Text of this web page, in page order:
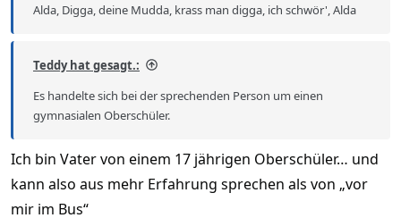
Alda, Digga, deine Mudda, krass man digga, ich schwör', Alda
Teddy hat gesagt.:
Es handelte sich bei der sprechenden Person um einen
gymnasialen Oberschüler.
Ich bin Vater von einem 17 jährigen Oberschüler… und
kann also aus mehr Erfahrung sprechen als von „vor
mir im Bus“